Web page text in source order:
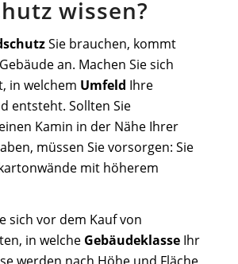
wissen?
Sie brauchen, kommt
an. Machen Sie sich
in welchem Umfeld Ihre
entsteht. Sollten Sie
Kamin in der Nähe Ihrer
müssen Sie vorsorgen: Sie
mit höherem
sich vor dem Kauf von
in welche GebäudeklasseIhr